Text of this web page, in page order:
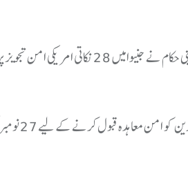
چند روز قبل امریکی اور
کرنے کے لیے 27 نومبر کی ڈیڈ لائن بھی دے رکھی ہے۔